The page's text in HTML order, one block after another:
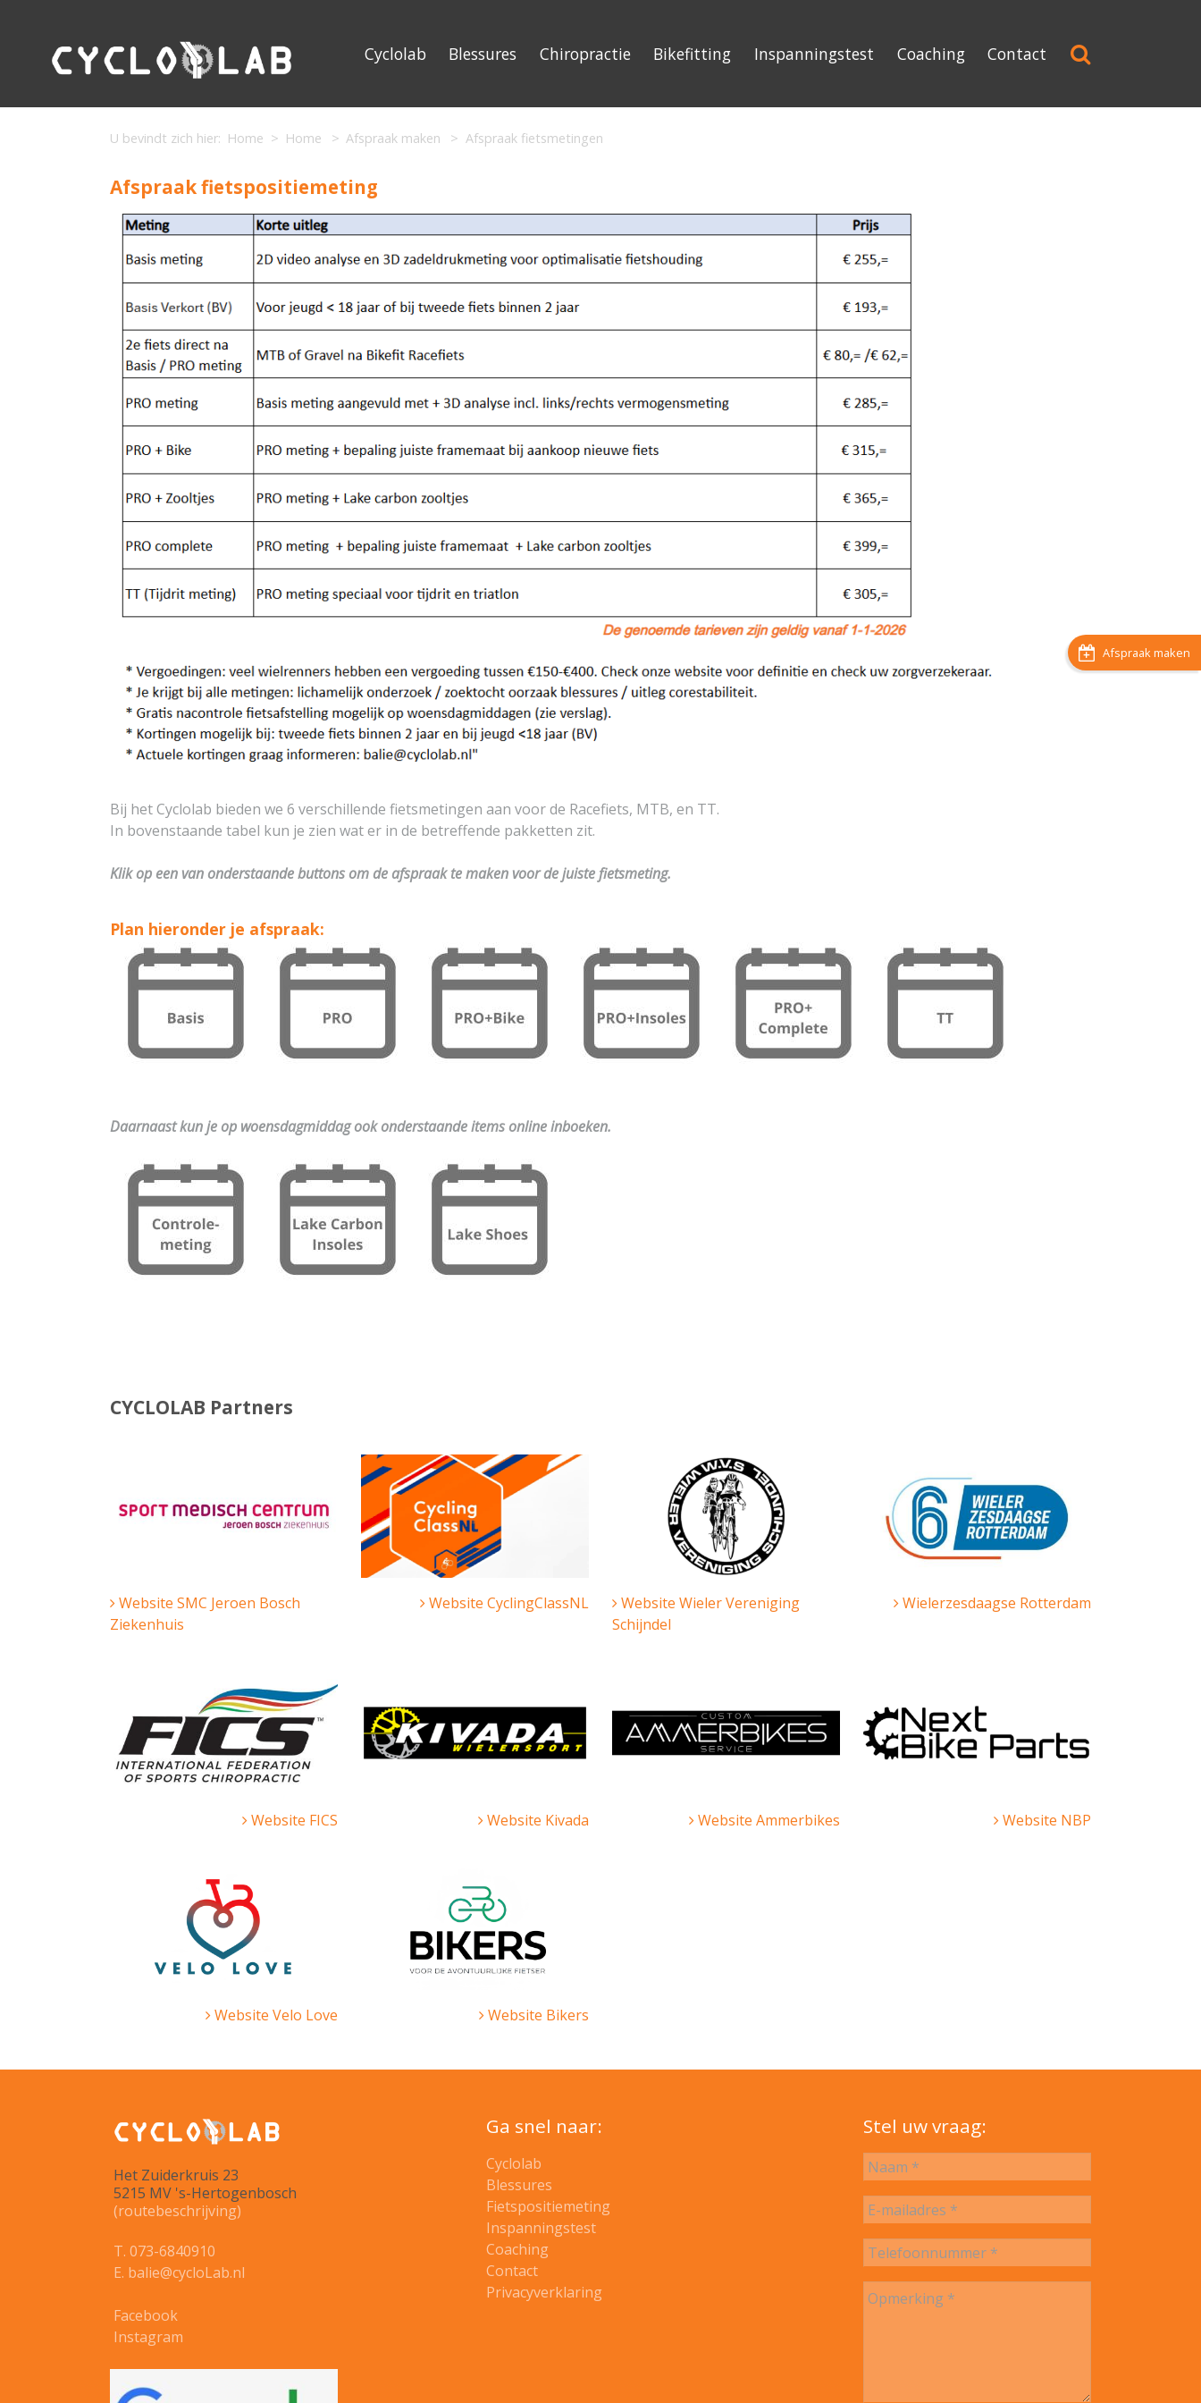
Cyclolab Blessures Chiropractie Bikefitting Inspanningstest Coaching Contact
U bevindt zich hier: Home Home Afspraak maken Afspraak fietsmetingen
Afspraak fietspositiemeting
Bij het Cyclolab bieden we 6 verschillende fietsmetingen aan voor de Racefiets, MTB, en TT.
In bovenstaande tabel kun je zien wat er in de betreffende pakketten zit.
Klik op een van onderstaande buttons om de afspraak te maken voor de juiste fietsmeting.
Plan hieronder je afspraak:
Daarnaast kun je op woensdagmiddag ook onderstaande items online inboeken.
CYCLOLAB Partners
Website SMC Jeroen Bosch
Ziekenhuis
Website CyclingClassNL
Website Wieler Vereniging
Schijndel
Wielerzesdaagse Rotterdam
Website FICS Website Kivada Website Ammerbikes Website NBP
Website Velo Love Website Bikers
Het Zuiderkruis 23
5215 MV 's-Hertogenbosch
(routebeschrijving)
T. 073-6840910
E. balie@cycloLab.nl
Facebook
Instagram
Ga snel naar:
Cyclolab
Blessures
Fietspositiemeting
Inspanningstest
Coaching
Contact
Privacyverklaring
Stel uw vraag:
 Afspraak maken